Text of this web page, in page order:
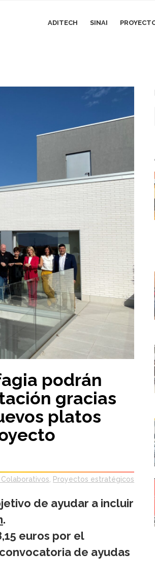
ADITECH SINAI
podrán
gracias
platos
Proyectos estratégicos
de ayudar a incluir
.
euros por el
de ayudas